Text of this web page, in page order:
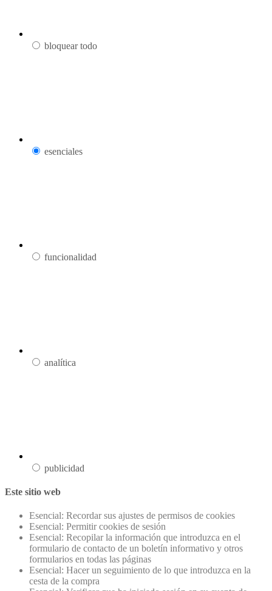
bloquear todo
esenciales
funcionalidad
analítica
publicidad
Este sitio web
Esencial: Recordar sus ajustes de permisos de cookies
Esencial: Permitir cookies de sesión
Esencial: Recopilar la información que introduzca en el
formulario de contacto de un boletín informativo y otros
formularios en todas las páginas
Esencial: Hacer un seguimiento de lo que introduzca en la
cesta de la compra